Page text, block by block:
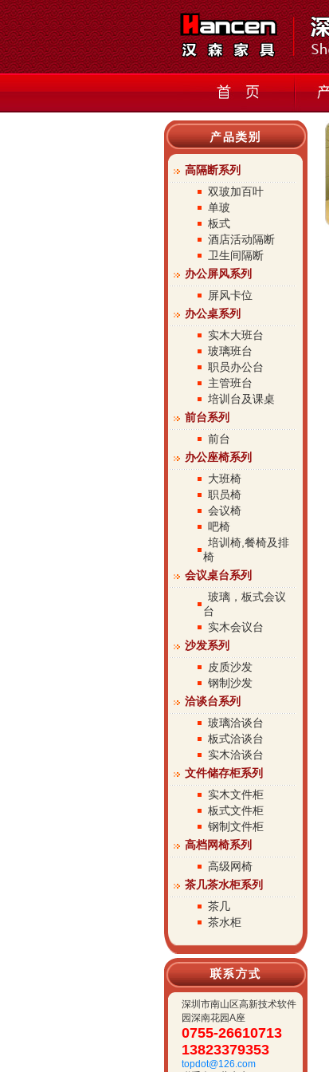
高隔断系列
双玻加百叶
单玻
板式
酒店活动隔断
卫生间隔断
办公屏风系列
屏风卡位
办公桌系列
实木大班台
玻璃班台
职员办公台
主管班台
培训台及课桌
前台系列
前台
办公座椅系列
大班椅
职员椅
会议椅
吧椅
培训椅,餐椅及排
椅
会议桌台系列
玻璃，板式会议
台
实木会议台
沙发系列
皮质沙发
钢制沙发
洽谈台系列
玻璃洽谈台
板式洽谈台
实木洽谈台
文件储存柜系列
实木文件柜
板式文件柜
钢制文件柜
高档网椅系列
高级网椅
茶几茶水柜系列
茶几
茶水柜
深圳市南山区高新技术软件
园深南花园A座
0755-26610713
13823379353
topdot@126.com